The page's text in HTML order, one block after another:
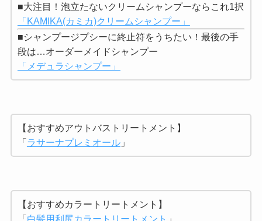
■大注目！泡立たないクリームシャンプーならこれ1択
「KAMIKA(カミカ)クリームシャンプー」
■シャンプージプシーに終止符をうちたい！最後の手
段は…オーダーメイドシャンプー
「メデュラシャンプー」
【おすすめアウトバストリートメント】
「ラサーナプレミオール」
【おすすめカラートリートメント】
「白髪用利尻カラートリートメント 」